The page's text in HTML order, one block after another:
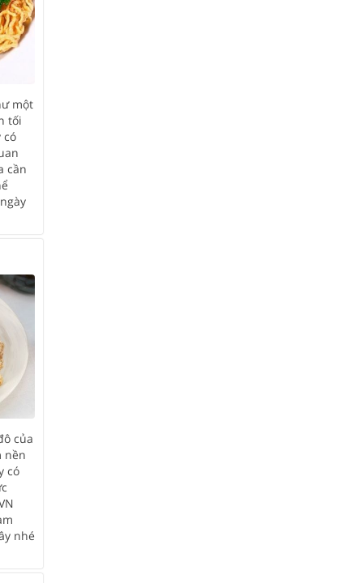
một
tối
có
cần
của
nền
có
nhé